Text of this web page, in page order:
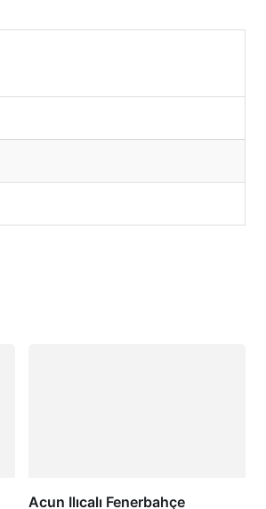
Acun Ilıcalı Fenerbahçe